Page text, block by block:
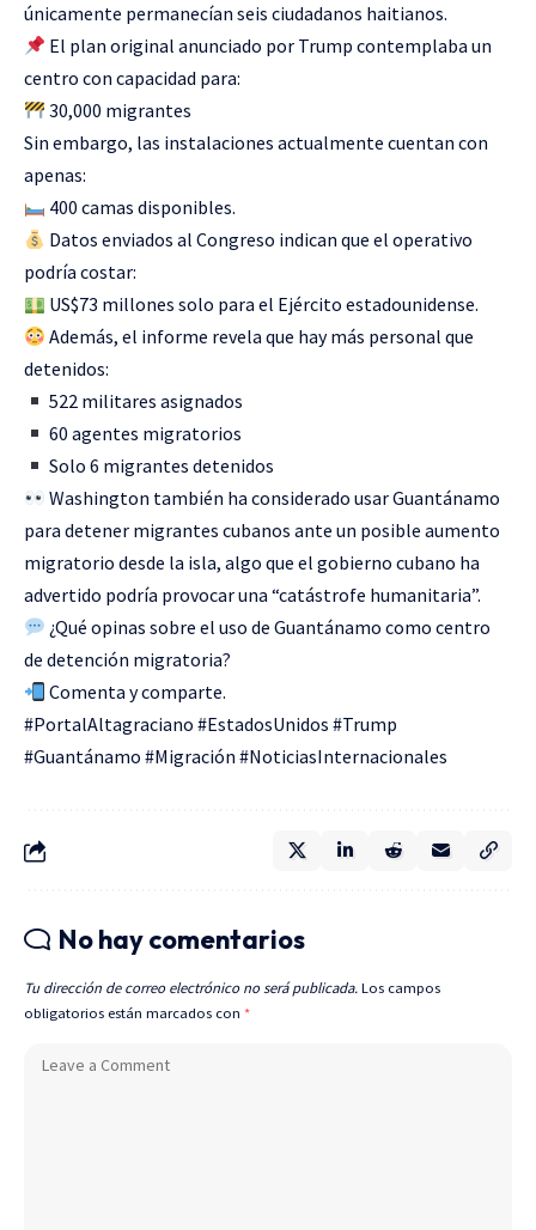
únicamente permanecían seis ciudadanos haitianos.
El plan original anunciado por Trump contemplaba un
centro con capacidad para:
30,000 migrantes
Sin embargo, las instalaciones actualmente cuentan con
apenas:
400 camas disponibles.
Datos enviados al Congreso indican que el operativo
podría costar:
US$73 millones solo para el Ejército estadounidense.
Además, el informe revela que hay más personal que
detenidos:
522 militares asignados
60 agentes migratorios
Solo 6 migrantes detenidos
Washington también ha considerado usar Guantánamo
para detener migrantes cubanos ante un posible aumento
migratorio desde la isla, algo que el gobierno cubano ha
advertido podría provocar una “catástrofe humanitaria”.
¿Qué opinas sobre el uso de Guantánamo como centro
de detención migratoria?
Comenta y comparte.
#PortalAltagraciano #EstadosUnidos #Trump
#Guantánamo #Migración #NoticiasInternacionales
No hay comentarios
Tu dirección de correo electrónico no será publicada. Los campos
obligatorios están marcados con *